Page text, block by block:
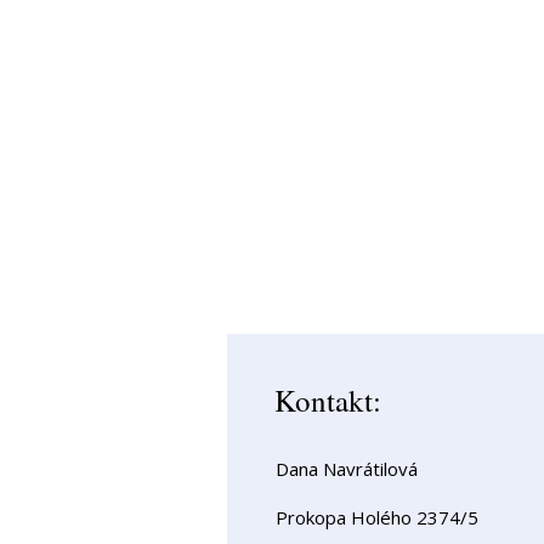
Kontakt:
Dana Navrátilová
Prokopa Holého 2374/5